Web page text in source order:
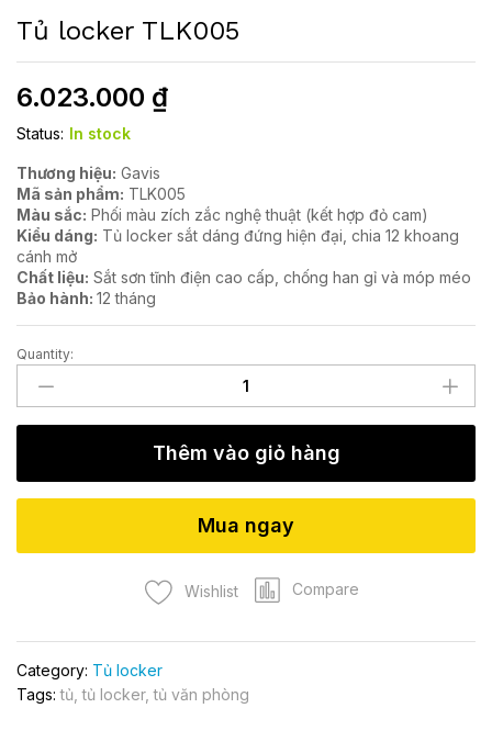
Tủ locker TLK005
6.023.000 ₫
Status: In stock
Thương hiệu: Gavis
Mã sản phẩm: TLK005
Màu sắc: Phối màu zích zắc nghệ thuật (kết hợp đỏ cam)
Kiểu dáng: Tủ locker sắt dáng đứng hiện đại, chia 12 khoang
cánh mở
Chất liệu: Sắt sơn tĩnh điện cao cấp, chống han gỉ và móp méo
Bảo hành: 12 tháng
Tủ
locker
TLK005
quantity
Quantity:
Thêm vào giỏ hàng
Wishlist Compare
Mua ngay
Category: Tủ locker
Tags:tủ ,tủ locker,tủ văn phòng